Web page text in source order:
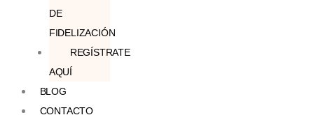
DE
FIDELIZACIÓN
REGÍSTRATE
AQUÍ
BLOG
CONTACTO